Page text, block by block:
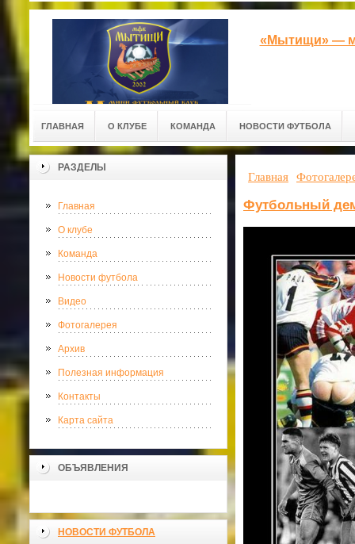
«Мытищи» —
ГЛАВНАЯ О КЛУБЕ КОМАНДА НОВОСТИ ФУТБОЛА
РАЗДЕЛЫ
Главная
О клубе
Команда
Новости футбола
Видео
Фотогалерея
Архив
Полезная информация
Контакты
Карта сайта
ОБЪЯВЛЕНИЯ
НОВОСТИ ФУТБОЛА
Главная
Футбольный